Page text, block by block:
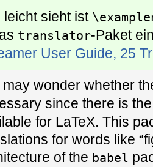
leicht sieht ist
translator-Paket
User Guide, 25
may wonder whether
since there is
for LaTeX. This
for words like
of the babel